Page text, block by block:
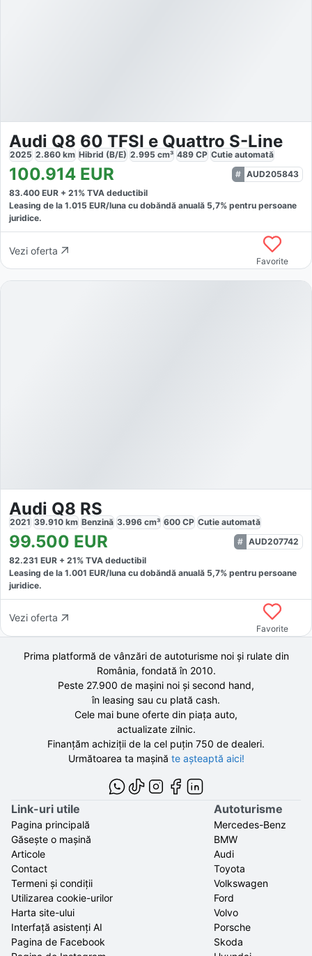
Audi Q8 60 TFSI e Quattro S-Line
2025 2.860 km Hibrid (B/E) 2.995 cm³ 489 CP Cutie automată
100.914 EUR
AUD205843
83.400 EUR + 21% TVA deductibil
Leasing de la 1.015 EUR/luna cu dobăndă anuală 5,7% pentru persoane
juridice.
Vezi oferta
Favorite
Audi Q8 RS
2021 39.910 km Benzină 3.996 cm³ 600 CP Cutie automată
99.500 EUR
AUD207742
82.231 EUR + 21% TVA deductibil
Leasing de la 1.001 EUR/luna cu dobăndă anuală 5,7% pentru persoane
juridice.
Vezi oferta
Favorite
Prima platformă de vânzări de autoturisme noi și rulate din
România, fondată în 2010.
Peste 27.900 de mașini noi și second hand,
în leasing sau cu plată cash.
Cele mai bune oferte din piața auto,
actualizate zilnic.
Finanțăm achiziții de la cel puțin 750 de dealeri.
Următoarea ta mașină te așteaptă aici!
Link-uri utile
Pagina principală
Găsește o mașină
Articole
Contact
Termeni și condiții
Utilizarea cookie-urilor
Harta site-ului
Interfață asistenți AI
Pagina de Facebook
Autoturisme
Mercedes-Benz
BMW
Audi
Toyota
Volkswagen
Ford
Volvo
Porsche
Skoda